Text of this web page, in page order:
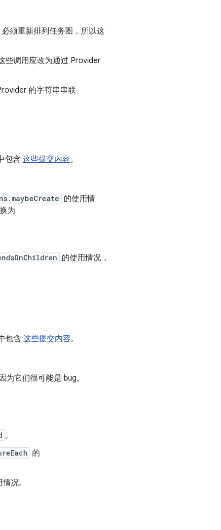
须重新排列任务图，所以这
些调用应改为通过 Provider
的字符串串联
包含 这些提交内容。
的使用情
为
的使用情况，
包含 这些提交内容。
为它们很可能是 bug。
。
的
况。